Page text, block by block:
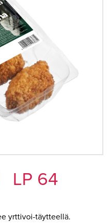
LP 64
yrttivoi-täytteellä.